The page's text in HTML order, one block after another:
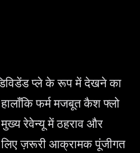
प्ले के रूप में देखने का
फर्म मजबूत कैश फ्लो
रेवेन्यू में ठहराव और
ज़रूरी आक्रामक पूंजीगत